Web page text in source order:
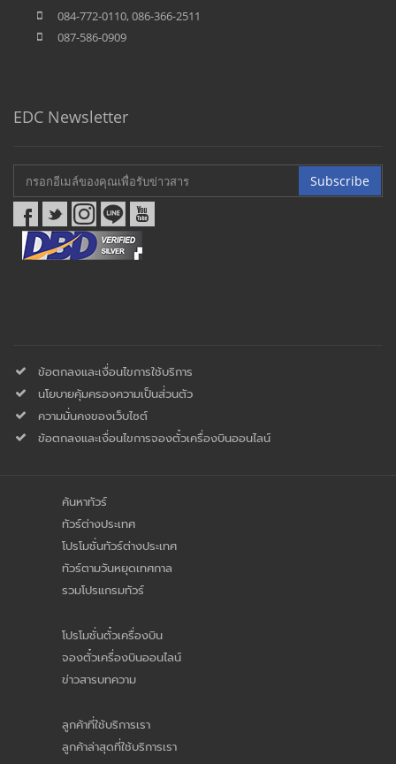
084-772-0110, 086-366-2511
087-586-0909
EDC Newsletter
Subscribe
ข้อตกลงและเงื่อนไขการใช้บริการ
นโยบายคุ้มครองความเป็นส่่วนตัว
ความมั่นคงของเว็บไซต์
ข้อตกลงและเงื่อนไขการจองตั๋วเครื่องบินออนไลน์
ค้นหาทัวร์
ทัวร์ต่างประเทศ
โปรโมชั่นทัวร์ต่างประเทศ
ทัวร์ตามวันหยุดเทศกาล
รวมโปรแกรมทัวร์
โปรโมชั่นตั๋วเครื่องบิน
จองตั๋วเครื่องบินออนไลน์
ข่าวสารบทความ
ลูกค้าที่ใช้บริการเรา
ลูกค้าล่าสุดที่ใช้บริการเรา